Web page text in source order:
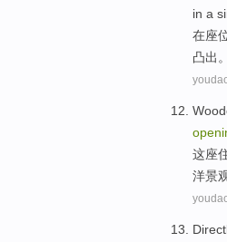
in a
在座
凸出 。
这座
洋景